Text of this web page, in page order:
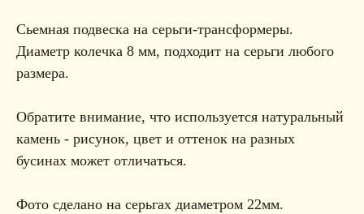
Сьемная подвеска на серьги-трансформеры.
Диаметр колечка 8 мм, подходит на серьги любого
размера.
Обратите внимание, что используется натуральный
камень - рисунок, цвет и оттенок на разных
бусинах может отличаться.
Фото сделано на серьгах диаметром 22мм.